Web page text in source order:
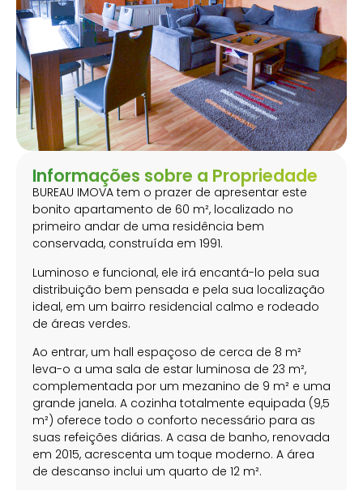
Informações sobre a Propriedade
BUREAU IMOVA tem o prazer de apresentar este
bonito apartamento de 60 m², localizado no
primeiro andar de uma residência bem
conservada, construída em 1991.
Luminoso e funcional, ele irá encantá-lo pela sua
distribuição bem pensada e pela sua localização
ideal, em um bairro residencial calmo e rodeado
de áreas verdes.
Ao entrar, um hall espaçoso de cerca de 8 m²
leva-o a uma sala de estar luminosa de 23 m²,
complementada por um mezanino de 9 m² e uma
grande janela. A cozinha totalmente equipada (9,5
m²) oferece todo o conforto necessário para as
suas refeições diárias. A casa de banho, renovada
em 2015, acrescenta um toque moderno. A área
de descanso inclui um quarto de 12 m².